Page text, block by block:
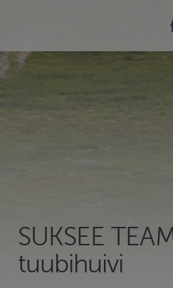
SUKSEE
tuubihuivi